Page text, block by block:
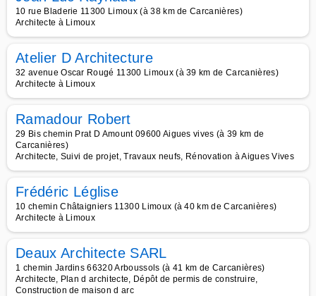
10 rue Bladerie 11300 Limoux (à 38 km de Carcanières)
Architecte à Limoux
Atelier D Architecture
32 avenue Oscar Rougé 11300 Limoux (à 39 km de Carcanières)
Architecte à Limoux
Ramadour Robert
29 Bis chemin Prat D Amount 09600 Aigues vives (à 39 km de
Carcanières)
Architecte, Suivi de projet, Travaux neufs, Rénovation à Aigues Vives
Frédéric Léglise
10 chemin Châtaigniers 11300 Limoux (à 40 km de Carcanières)
Architecte à Limoux
Deaux Architecte SARL
1 chemin Jardins 66320 Arboussols (à 41 km de Carcanières)
Architecte, Plan d architecte, Dépôt de permis de construire,
Construction de maison d arc